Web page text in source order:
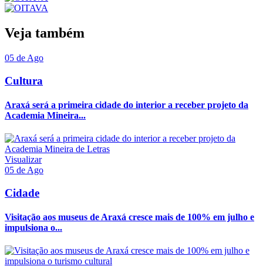
Veja também
05 de Ago
Cultura
Araxá será a primeira cidade do interior a receber projeto da
Academia Mineira...
Visualizar
05 de Ago
Cidade
Visitação aos museus de Araxá cresce mais de 100% em julho e
impulsiona o...